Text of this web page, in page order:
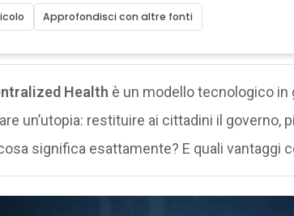
Approfondisci con altre fonti
Health è un modello tecnologico in
un’utopia: restituire ai cittadini il governo,
significa esattamente? E quali vantaggi